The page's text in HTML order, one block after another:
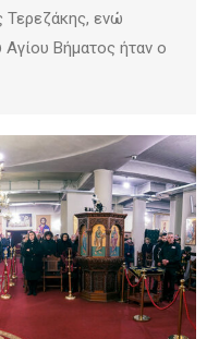
Τερεζάκης, ενώ
Βήματος ήταν ο